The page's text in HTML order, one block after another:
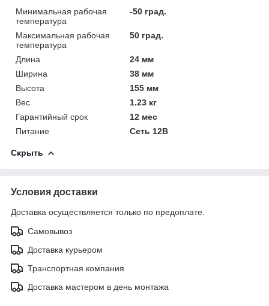
Минимальная рабочая
температура
-50 град.
Максимальная рабочая
температура
50 град.
Длина
24 мм
Ширина
38 мм
Высота
155 мм
Вес
1.23 кг
Гарантийный срок
12 мес
Питание
Сеть 12В
Скрыть
Условия доставки
Доставка осуществляется только по предоплате.
Самовывоз
Доставка курьером
Транспортная компания
Доставка мастером в день монтажа